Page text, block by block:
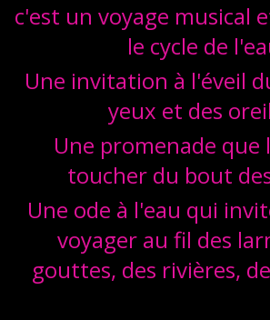
c'est un voyage musical
le cycle de
Une invitation à l'éveil
yeux et des
Une promenade que
toucher du bout
Une ode à l'eau qui
voyager au fil des
gouttes, des rivières,